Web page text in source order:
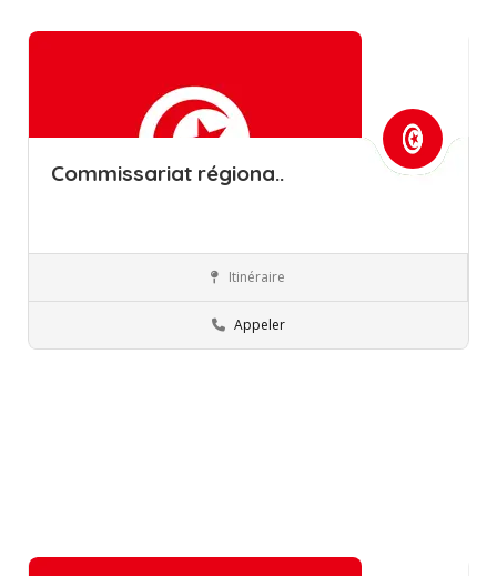
Commissariat régiona..
Commissions régionales de l’éducation
Itinéraire
Appeler